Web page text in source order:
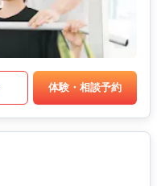
体験・相談予約